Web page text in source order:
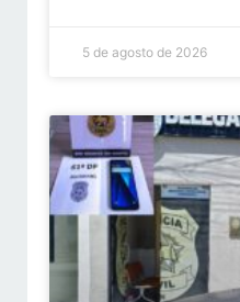
5 de agosto de 2026